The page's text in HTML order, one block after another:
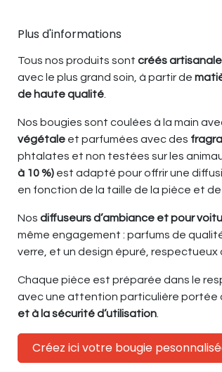
Plus d'informations
Tous nos produits sont créés
avec le plus grand soin, à partir de
de haute qualité
Nos bougies sont coulées à la main
végétale et parfumées avec des
phtalates et non testées sur les
à 10 %) est adapté pour offrir une
en fonction de la taille de la pièce et
Nos diffuseurs d’ambiance et pour
même engagement : parfums de
verre, et un design épuré, respectueux
Chaque pièce est préparée dans le
avec une attention particulière portée
et à la sécurité d’utilisation
Créez ici votre bougie